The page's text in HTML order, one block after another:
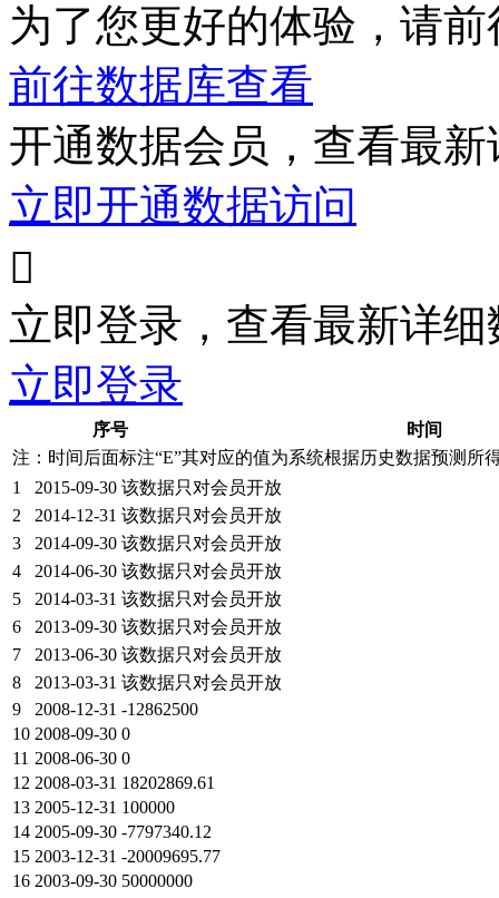
为了您更好的体验，请
前往数据库查看
开通数据会员，查看最
立即开通数据访问

立即登录，查看最新详细
立即登录
序号
时间
注：时间后面标注“E”其对应的值为系统根据历史数据预测所
1
2015-09-30 该数据只对会员开放
2
2014-12-31 该数据只对会员开放
3
2014-09-30 该数据只对会员开放
4
2014-06-30 该数据只对会员开放
5
2014-03-31 该数据只对会员开放
6
2013-09-30 该数据只对会员开放
7
2013-06-30 该数据只对会员开放
8
2013-03-31 该数据只对会员开放
9
2008-12-31 -12862500
10 2008-09-30 0
11 2008-06-30 0
12 2008-03-31 18202869.61
13 2005-12-31 100000
14 2005-09-30 -7797340.12
15 2003-12-31 -20009695.77
16 2003-09-30 50000000